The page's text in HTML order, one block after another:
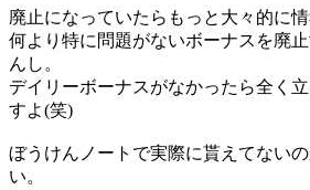
廃止になっていたらもっと大々的に
何より特に問題がないボーナスを廃
んし。
デイリーボーナスがなかったら全く
すよ(笑)
ぼうけんノートで実際に貰えてない
い。